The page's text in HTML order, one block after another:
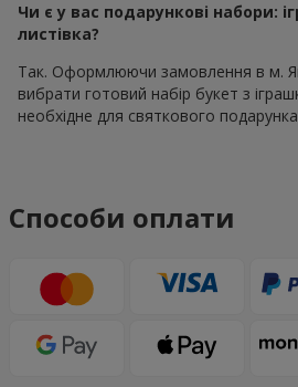
Чи є у вас подарункові набори:
листівка?
Так. Оформлюючи замовлення в м.
вибрати готовий набір букет з
необхідне для святкового
Способи оплати